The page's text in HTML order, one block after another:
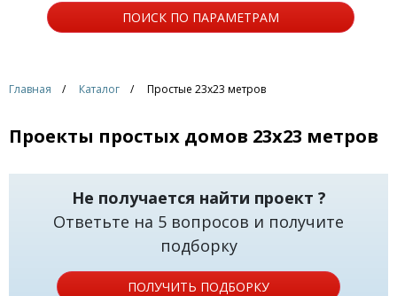
ПОИСК ПО ПАРАМЕТРАМ
Главная Каталог Простые 23x23 метров
Проекты простых домов 23x23 метров
Не получается найти проект ?
Ответьте на 5 вопросов и получите
подборку
ПОЛУЧИТЬ ПОДБОРКУ